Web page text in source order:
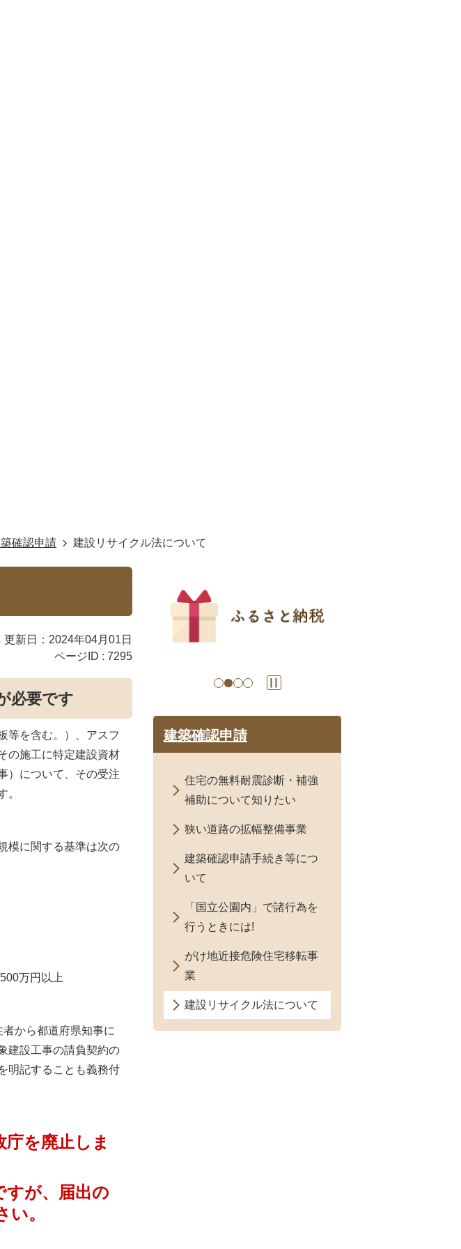
確認申請 建設リサイクル法について
更新日：2024年04月01日
ページID : 7295
必要です
等を含む。）、アスフ
の施工に特定建設資材
）について、その受注
。
模に関する基準は次の
万円以上
から都道府県知事に
建設工事の請負契約の
明記することも義務付
を廃止しま
すが、届出の
。
ド
建築確認申請
住宅の無料耐震診断・補強
補助について知りたい
狭い道路の拡幅整備事業
建築確認申請手続き等につ
いて
「国立公園内」で諸行為を
行うときには!
がけ地近接危険住宅移転事
業
建設リサイクル法について